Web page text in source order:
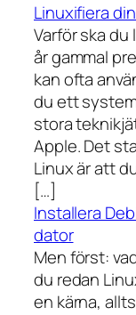
Linuxifiera
Varför ska du
år gammal
kan ofta
du ett
stora
Apple. Det
Linux är att
[…]
Installera
dator
Men först:
du redan
en kärna,